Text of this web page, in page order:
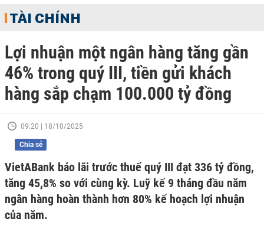
TÀI CHÍNH
Lợi nhuận một ngân hàng tăng gần
46% trong quý III, tiền gửi khách
hàng sắp chạm 100.000 tỷ đồng
09:20 | 18/10/2025
Chia sẻ
VietABank báo lãi trước thuế quý III đạt 336 tỷ đồng,
tăng 45,8% so với cùng kỳ. Luỹ kế 9 tháng đầu năm
ngân hàng hoàn thành hơn 80% kế hoạch lợi nhuận
của năm.